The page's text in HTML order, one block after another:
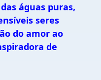
águas puras,
seres
do amor ao
de